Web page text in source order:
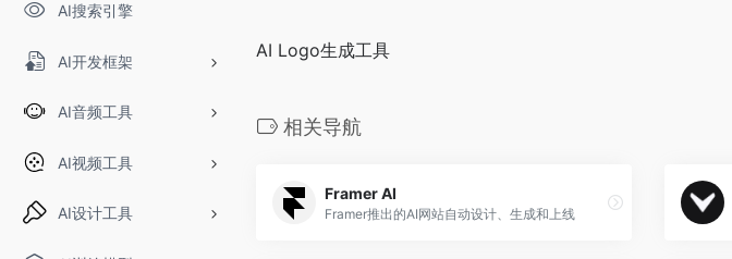
AI搜索引擎
AI开发框架
AI音频工具
AI视频工具
AI设计工具
AI Logo生成工具
相关导航
Framer AI
Framer推出的AI网站自动设计、生成和上线